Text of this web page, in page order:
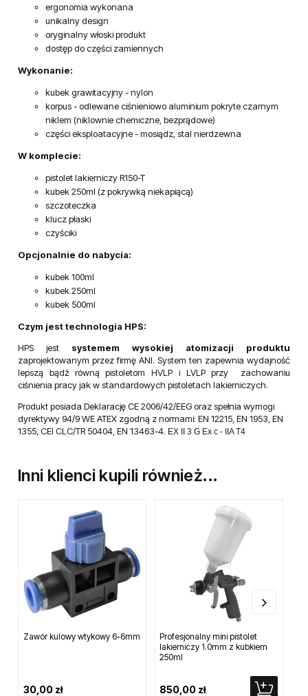
ergonomia wykonana
unikalny design
oryginalny włoski produkt
dostęp do części zamiennych
Wykonanie:
kubek grawitacyjny - nylon
korpus - odlewane ciśnieniowo aluminium pokryte czarnym
niklem (niklownie chemiczne, bezprądowe)
części eksploatacyjne - mosiądz, stal nierdzewna
W komplecie:
pistolet lakierniczy R150-T
kubek 250ml (z pokrywką niekapiącą)
szczoteczka
klucz płaski
czyściki
Opcjonalnie do nabycia:
kubek 100ml
kubek 250ml
kubek 500ml
Czym jest technologia HPS:
HPS jest systemem wysokiej atomizacji
produktu
zaprojektowanym przez firmę ANI. System ten zapewnia wydajność
lepszą bądź równą pistoletom HVLP i LVLP przy zachowaniu
ciśnienia pracy jak w standardowych pistoletach lakierniczych.
Produkt posiada Deklarację CE 2006/42/EEG oraz spełnia wymogi
dyrektywy 94/9 WE ATEX zgodną z normami: EN 12215, EN 1953, EN
1355, CEI CLC/TR 50404, EN 13463-4. EX II 3 G Ex c - IIA T4
Inni klienci kupili również...
Zawór kulowy wtykowy 6-6mm
30,00 zł
Profesjonalny mini pistolet
lakierniczy 1.0mm z kubkiem
250ml
850,00 zł